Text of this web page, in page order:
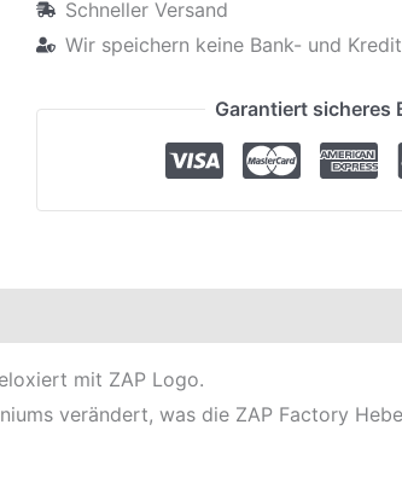
Schneller Versand
Wir speichern keine Bank- und
Garantiert sicheres
mit ZAP Logo.
verändert, was die ZAP Factory